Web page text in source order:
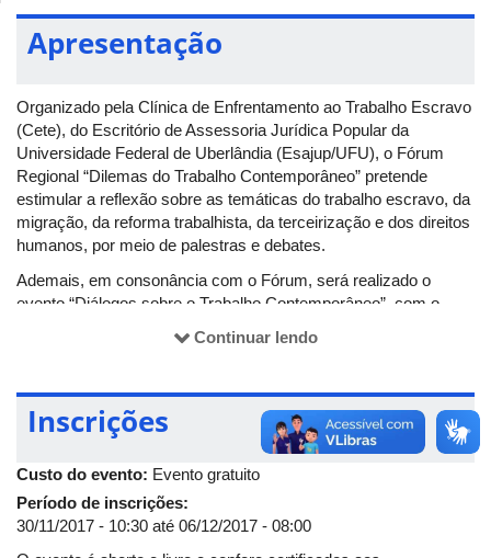
Apresentação
Organizado pela Clínica de Enfrentamento ao Trabalho Escravo
(Cete), do Escritório de Assessoria Jurídica Popular da
Universidade Federal de Uberlândia (Esajup/UFU), o Fórum
Regional “Dilemas do Trabalho Contemporâneo” pretende
estimular a reflexão sobre as temáticas do trabalho escravo, da
migração, da reforma trabalhista, da terceirização e dos direitos
humanos, por meio de palestras e debates.
Ademais, em consonância com o Fórum, será realizado o
evento “Diálogos sobre o Trabalho Contemporâneo”, com o
a publicações de artigos. Para mais informações, acesse o
Confira também o
Continuar lendo
Inscrições
Custo do evento: Evento gratuito
Período de inscrições:
30/11/2017 - 10:30 até 06/12/2017 - 08:00